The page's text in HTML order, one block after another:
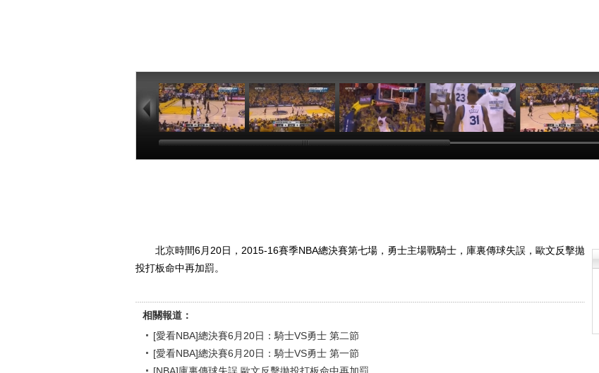
[愛看NBA]總決賽
勇士 第二節
[愛看NBA]總決賽
勇士 第一節
[NBA]庫裏傳球失
打板命中再加罰
[NBA]歐文右側單
左手上籃命中
[NBA]詹姆斯左側
籃下雙手暴扣
北京時間6月20日，2015-16賽季NBA總決賽第七場，勇士主場戰騎士，庫裏傳球失誤，歐文反擊拋
投打板命中再加罰。
相關報道：
[愛看NBA]總決賽6月20日：騎士VS勇士 第二節
[愛看NBA]總決賽6月20日：騎士VS勇士 第一節